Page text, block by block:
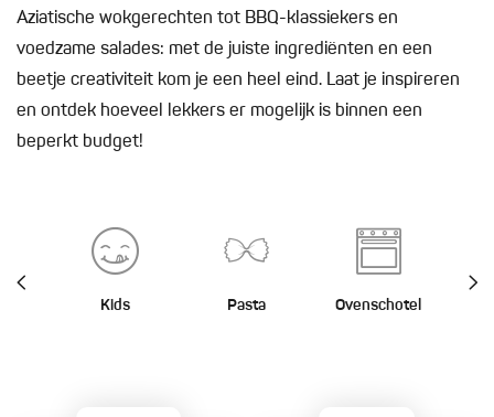
Aziatische wokgerechten tot BBQ-klassiekers en
voedzame salades: met de juiste ingrediënten en een
beetje creativiteit kom je een heel eind. Laat je inspireren
en ontdek hoeveel lekkers er mogelijk is binnen een
beperkt budget!
Kids Pasta Ovenschotel